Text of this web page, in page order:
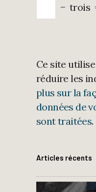
− trois
Ce site
réduire les
plus sur la
données de
sont traitées.
Articles récents